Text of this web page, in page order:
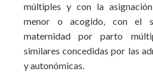
múltiples y con la
menor o acogido, con el
maternidad por parto
similares concedidas por las
y autonómicas.